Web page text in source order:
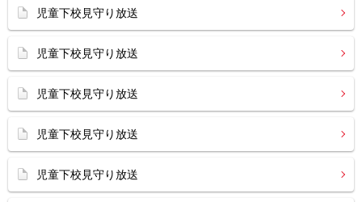
児童下校見守り放送
児童下校見守り放送
児童下校見守り放送
児童下校見守り放送
児童下校見守り放送